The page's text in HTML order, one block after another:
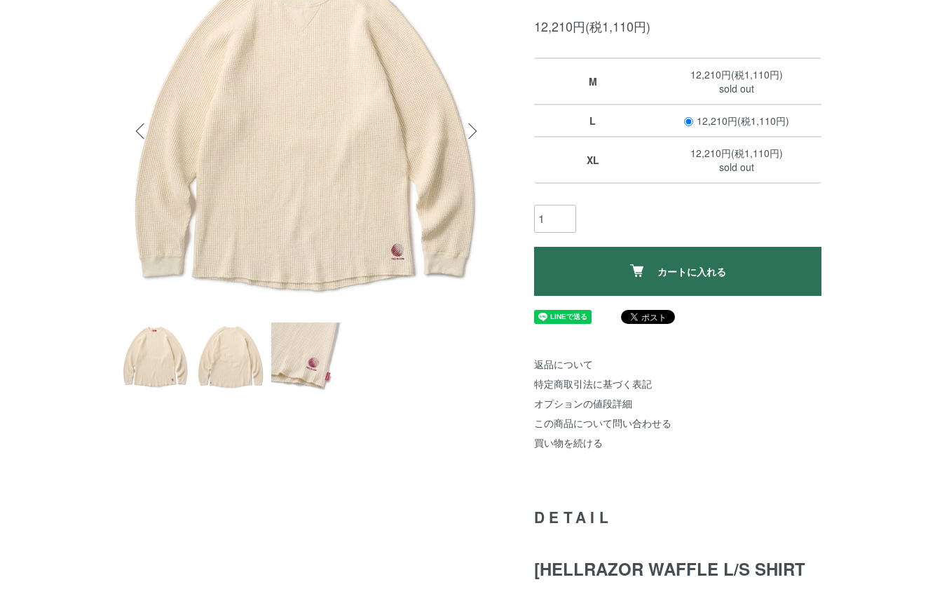
12,210円(税1,110円)
M
12,210円(税1,110円)
sold out
L 12,210円(税1,110円)
XL
12,210円(税1,110円)
sold out
カートに入れる
返品について
特定商取引法に基づく表記
オプションの値段詳細
この商品について問い合わせる
買い物を続ける
DETAIL
[HELLRAZOR WAFFLE L/S SHIRT